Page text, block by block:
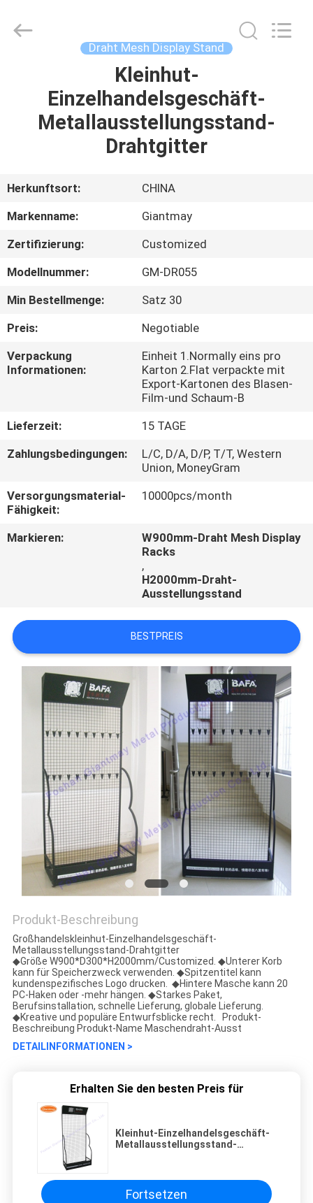
PRODUKTE
UNS
AUSFLUG
QUALITÄTSKONTROLLE
TRETEN
SIE
UNS
VERBINDUNG
NACHRICHTEN
Draht Mesh Display Stand
Kleinhut-
Einzelhandelsgeschäft-
Metallausstellungsstand-
Drahtgitter
Herkunftsort:
CHINA
Markenname:
Giantmay
Zertifizierung:
Customized
Modellnummer:
GM-DR055
Min Bestellmenge:
Satz 30
Preis:
Negotiable
Verpackung
Informationen:
Einheit 1.Normally eins pro
Karton 2.Flat verpackte mit
Export-Kartonen des Blasen-
Film-und Schaum-B
Lieferzeit:
15 TAGE
Zahlungsbedingungen:
L/C, D/A, D/P, T/T, Western
Union, MoneyGram
Versorgungsmaterial-
Fähigkeit:
10000pcs/month
Markieren:
W900mm-Draht Mesh Display
Racks
,
H2000mm-Draht-
Ausstellungsstand
BESTPREIS
Produkt-Beschreibung
Großhandelskleinhut-Einzelhandelsgeschäft-
Metallausstellungsstand-Drahtgitter
◆Größe W900*D300*H2000mm/Customized. ◆Unterer Korb
kann für Speicherzweck verwenden. ◆Spitzentitel kann
kundenspezifisches Logo drucken. ◆Hintere Masche kann 20
PC-Haken oder -mehr hängen. ◆Starkes Paket,
Berufsinstallation, schnelle Lieferung, globale Lieferung.
◆Kreative und populäre Entwurfsblicke recht. Produkt-
Beschreibung Produkt-Name Maschendraht-Ausst
DETAILINFORMATIONEN >
Erhalten Sie den besten Preis für
Kleinhut-Einzelhandelsgeschäft-
Metallausstellungsstand-
Fortsetzen